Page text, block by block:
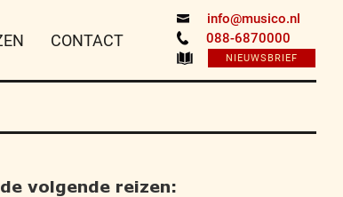
info@musico.nl
088-6870000
NIEUWSBRIEF
CONTACT
volgende reizen: